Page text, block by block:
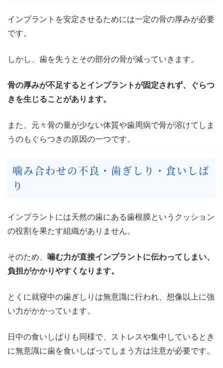
インプラントを安定させるためには一定の骨の厚みが必要
です。
しかし、歯を失うとその部分の骨が減っていきます。
骨の厚みが不足するとインプラントが固定されず、ぐらつ
きを生じることがあります。
また、元々骨の量が少ない体質や歯周病で骨が溶けてしま
うのもぐらつきの原因の一つです。
噛み合わせの不良・歯ぎしり・食いしば
り
インプラントには天然の歯にある歯根膜というクッション
の役割を果たす組織がありません。
そのため、
噛む力が直接インプラントに伝わってしまい、
負担がかかりやすくなります。
とくに就寝中の歯ぎしりは無意識に行われ、想像以上に強
い力がかかっています。
日中の食いしばりも同様で、ストレスや集中しているとき
に無意識に歯を食いしばってしまう方は注意が必要です。